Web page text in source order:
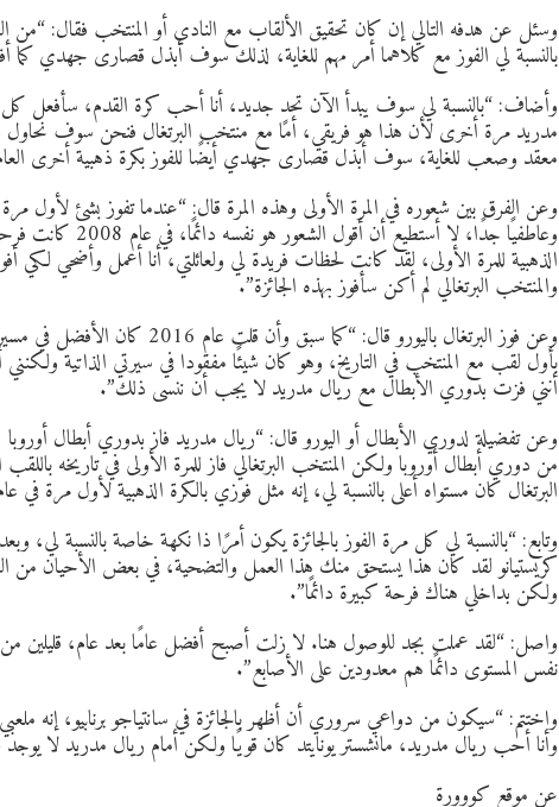
وسئل عن هدفه التالي إن كان تحقيق الألقاب مع النادي أو المنتخب فقال:
بالنسبة لي الفوز مع كلاهما أمر مهم للغاية، لذلك سوف أبذل قصارى جهدي
وأضاف: “بالنسبة لي سوف يبدأ الآن تحدٍ جديد، أنا أحب كرة القدم، سأفعل كل
مدريد مرة أخرى لأن هذا هو فريقي، أما مع منتخب البرتغال فنحن سوف نحاول
معقد وصعب للغاية، سوف أبذل قصارى جهدي أيضًا للفوز بكرة ذهبية أخرى
وعن الفرق بين شعوره في المرة الأولى وهذه المرة قال: “عندما تفوز بشئ لأول
وعاطفيًا جدًا، لا أستطيع أن
الذهبية للمرة الأولى، لقد كانت لحظات فريدة لي ولعائلتي، أنا أعمل وأضحي
والمنتخب البرتغالي لم أكن سأفوز بهذه الجائزة”.
وعن فوز البرتغال باليورو قال: “كما سبق
بأول لقب مع المنتخب في التاريخ، وهو كان شيئًا مفقودا في سيرتي الذاتية
أنني فزت بدوري الأبطال مع ريال مدريد لا يجب أن ننسى ذلك”.
من دوري أبطال أوروبا ولكن المنتخب البرتغالي فاز للمرة الأولى في تاريخه
البرتغال كان مستواه أعلى بالنسبة لي، إنه مثل فوزي بالكرة الذهبية لأول مرة في عام
وتابع: “بالنسبة لي كل مرة الفوز بالجائزة يكون أمرًا ذا نكهة خاصة بالنسبة لي،
كريستيانو لقد كان هذا يستحق منك هذا العمل والتضحية، في بعض الأحيان من
ولكن بداخلي هناك فرحة كبيرة دائمًا”.
واصل: “لقد عملت بجد للوصول هنا. لا زلت أصبح أفضل عامًا بعد عام، قليلين
نفس المستوى دائمًا هم معدودين على الأصابع”.
واختتم: “سيكون من دواعي سروري أن أظهر بالجائزة في سانتياجو برنابيو، إنه
وأنا أحب ريال مدريد، مانشستر يونايتد كان قويًا ولكن أمام ريال مدريد لا
عن موقع كووورة